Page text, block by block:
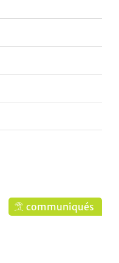
communiqués